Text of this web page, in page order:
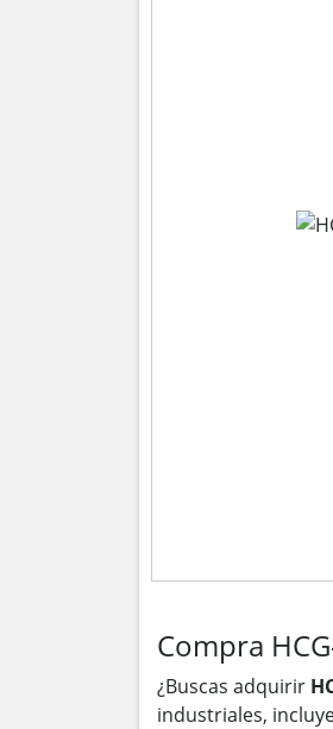
Compra
¿Buscas adquirir
industriales,